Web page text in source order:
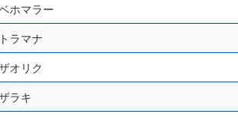
ホマラー
トラマナ
オリク
ラキ